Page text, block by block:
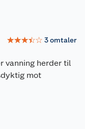
☆☆☆☆☆ 3omtaler
vanning herder til
mot